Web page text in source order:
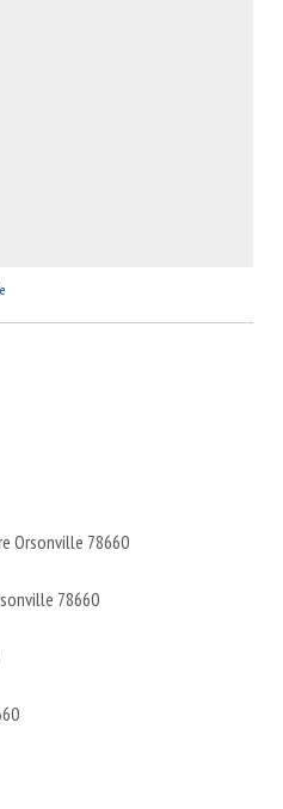
Orsonville 78660
78660